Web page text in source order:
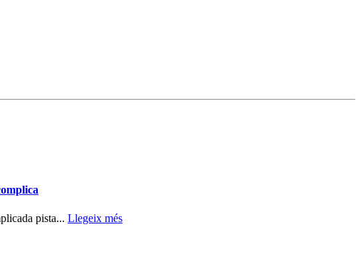
pista... Llegeix més